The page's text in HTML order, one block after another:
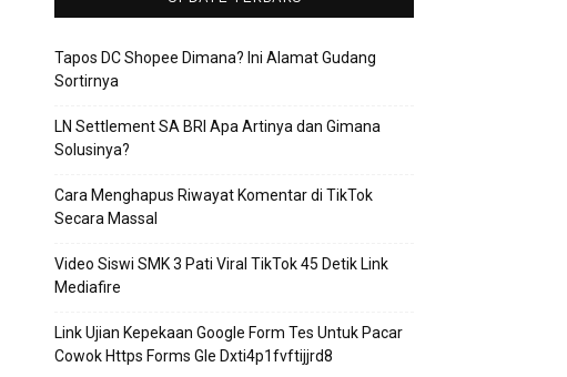
Tapos DC Shopee Dimana? Ini Alamat Gudang
Sortirnya
LN Settlement SA BRI Apa Artinya dan Gimana
Solusinya?
Cara Menghapus Riwayat Komentar di TikTok
Secara Massal
Video Siswi SMK 3 Pati Viral TikTok 45 Detik Link
Mediafire
Link Ujian Kepekaan Google Form Tes Untuk Pacar
Cowok Https Forms Gle Dxti4p1fvftijjrd8